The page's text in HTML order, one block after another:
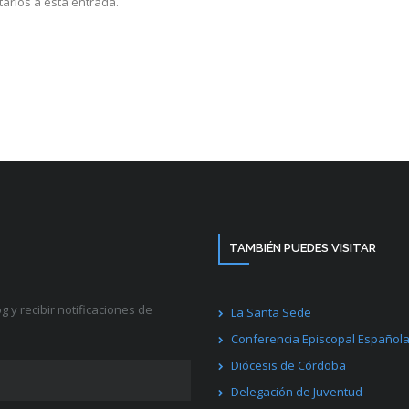
y recibir notificaciones de
TAMBIÉN PUEDES VISITAR
La Santa Sede
Conferencia Episcopal Española
Diócesis de Córdoba
Delegación de Juventud